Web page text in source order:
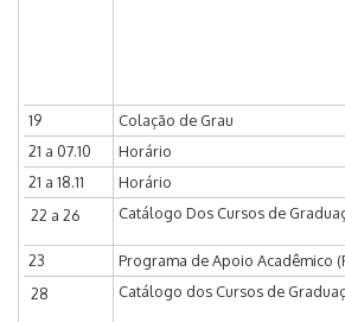
19 Colação de Grau
21 a 07.10
Horário
21 a 18.11
Horário
22 a 26
Catálogo Dos Cursos de
23 Programa de Apoio Acadêmico
28
Catálogo dos Cursos de